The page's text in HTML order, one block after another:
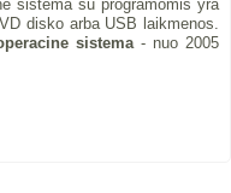
sistema su programomis yra
disko arba USB laikmenos.
sistema- nuo 2005